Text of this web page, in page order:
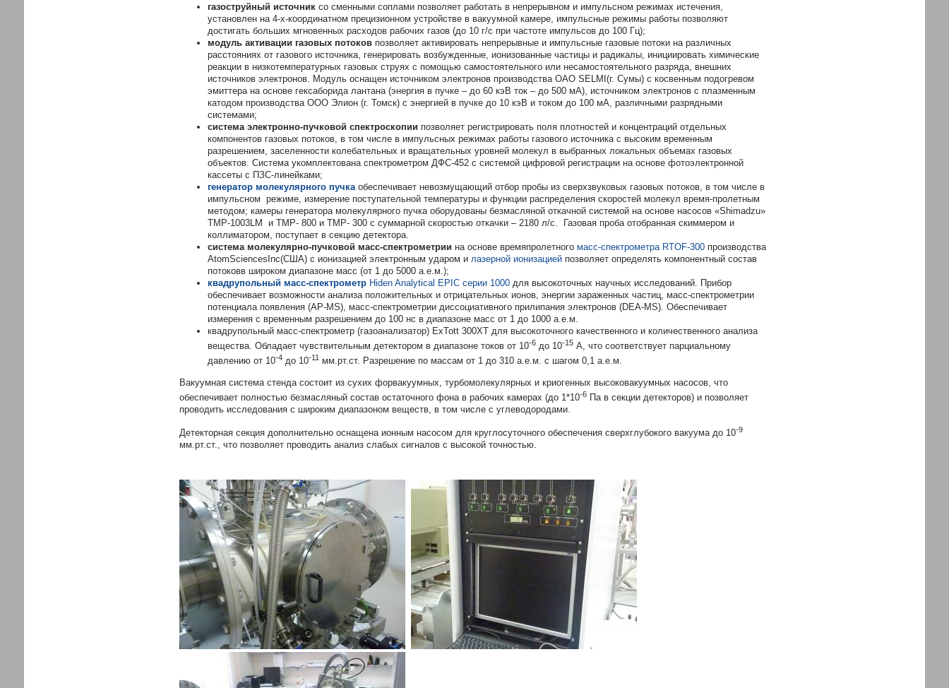
газоструйный источник со сменными соплами позволяет работать в непрерывном и импульсном режимах истечения,
установлен на 4-х-координатном прецизионном устройстве в вакуумной камере, импульсные режимы работы позволяют
достигать больших мгновенных расходов рабочих газов (до 10 г/с при частоте импульсов до 100 Гц);
модуль активации газовых потоковпозволяет активировать непрерывные и импульсные газовые потоки на различных
расстояниях от газового источника, генерировать возбужденные, ионизованные частицы и радикалы, инициировать химические
реакции в низкотемпературных газовых струях с помощью самостоятельного или несамостоятельного разряда, внешних
источников электронов. Модуль оснащен источником электронов производства ОАО SELMI(г. Сумы) с косвенным подогревом
эмиттера на основе гексаборида лантана (энергия в пучке – до 60 кэВ ток – до 500 мА), источником электронов с плазменным
катодом производства ООО Элион (г. Томск) с энергией в пучке до 10 кэВ и током до 100 мА, различными разрядными
системами;
система электронно-пучковой спектроскопии позволяет регистрировать поля плотностей и концентраций отдельных
компонентов газовых потоков, в том числе в импульсных режимах работы газового источника с высоким временным
разрешением, заселенности колебательных и вращательных уровней молекул в выбранных локальных объемах газовых
объектов. Система укомплектована спектрометром ДФС-452 с системой цифровой регистрации на основе фотоэлектронной
кассеты с ПЗС-линейками;
генератор молекулярного пучка обеспечивает невозмущающий отбор пробы из сверхзвуковых газовых потоков, в том числе в
импульсном режиме, измерение поступательной температуры и функции распределения скоростей молекул время-пролетным
методом; камеры генератора молекулярного пучка оборудованы безмасляной откачной системой на основе насосов «Shimadzu»
TMP-1003LM и TMP- 800 и TMP- 300 с суммарной скоростью откачки – 21 80 л/c. Газовая проба отобранная скиммером и
коллиматором, поступает в секцию детектора.
система молекулярно-пучковой масс-спектрометрии на основе времяпролетного масс-спектрометра RTOF-300производства
AtomSciencesInc(США) с ионизацией электронным ударом и лазерной ионизациейпозволяет определять компонентный состав
потоковв широком диапазоне масс (от 1 до 5000 а.е.м.);
квадрупольный масс-спектрометрHiden Analytical EPIC серии 1000для высокоточных научных исследований. Прибор
обеспечивает возможности анализа положительных и отрицательных ионов, энергии зараженных частиц, масс-спектрометрии
потенциала появления (AP-MS), масс-спектрометрии диссоциативного прилипания электронов (DEA-MS). Обеспечивает
измерения с временным разрешением до 100 нс в диапазоне масс от 1 до 1000 а.е.м.
квадрупольный масс-спектрометр (газоанализатор) ExTott 300XT для высокоточного качественного и количественного анализа
вещества. Обладает чувствительным детектором в диапазоне токов от 10-6до 10-15А, что соответствует парциальному
давлению от 10-4до 10-11мм.рт.ст. Разрешение по массам от 1 до 310 а.е.м. с шагом 0,1 а.е.м.
Вакуумная система стенда состоит из сухих форвакуумных, турбомолекулярных и криогенных высоковакуумных насосов, что
обеспечивает полностью безмасляный состав остаточного фона в рабочих камерах (до 1*10-6Па в секции детекторов) и позволяет
проводить исследования с широким диапазоном веществ, в том числе с углеводородами.
Детекторная секция дополнительно оснащена ионным насосом для круглосуточного обеспечения сверхглубокого вакуума до 10-9
мм.рт.ст., что позволяет проводить анализ слабых сигналов с высокой точностью.